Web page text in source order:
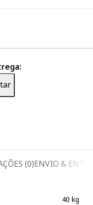
(0)ENVIO &
40 kg